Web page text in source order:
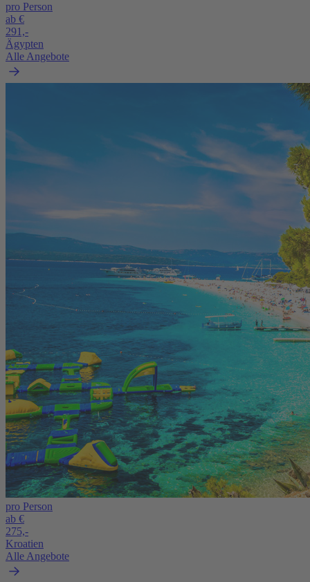
pro Person
ab €
291,-
Ägypten
Alle Angebote
pro Person
ab €
275,-
Kroatien
Alle Angebote